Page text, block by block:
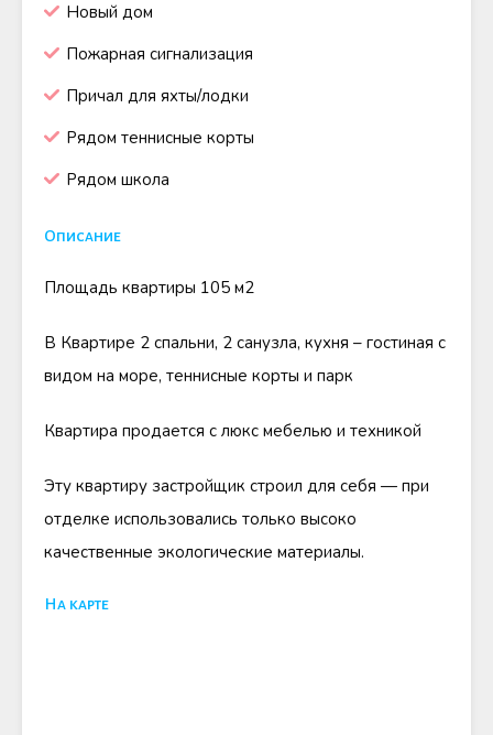
Новый дом
Пожарная сигнализация
Причал для яхты/лодки
Рядом теннисные корты
Рядом школа
Описание
Площадь квартиры 105 м2
В Квартире 2 спальни, 2 санузла, кухня – гостиная с
видом на море, теннисные корты и парк
Квартира продается с люкс мебелью и техникой
Эту квартиру застройщик строил для себя — при
отделке использовались только высоко
качественные экологические материалы.
На карте